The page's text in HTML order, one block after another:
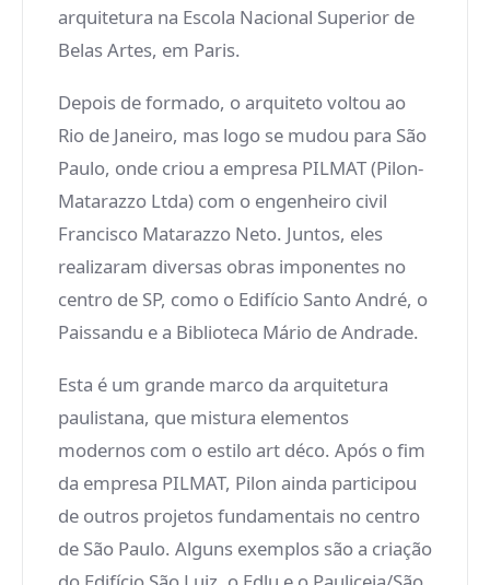
arquitetura na Escola Nacional Superior de
Belas Artes, em Paris.
Depois de formado, o arquiteto voltou ao
Rio de Janeiro, mas logo se mudou para São
Paulo, onde criou a empresa PILMAT (Pilon-
Matarazzo Ltda) com o engenheiro civil
Francisco Matarazzo Neto. Juntos, eles
realizaram diversas obras imponentes no
centro de SP, como o Edifício Santo André, o
Paissandu e a Biblioteca Mário de Andrade.
Esta é um grande marco da arquitetura
paulistana, que mistura elementos
modernos com o estilo art déco. Após o fim
da empresa PILMAT, Pilon ainda participou
de outros projetos fundamentais no centro
de São Paulo. Alguns exemplos são a criação